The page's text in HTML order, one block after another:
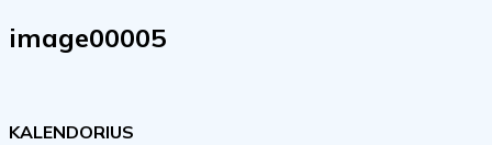
image00005
KALENDORIUS